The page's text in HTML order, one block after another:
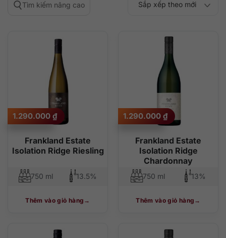
Tìm kiếm nâng cao Sắp xếp theo
Sắp xếp theo mới
Frankland Estate
Isolation Ridge Riesling
1.290.000 ₫
750 ml 13.5%
Thêm vào giỏ hàng
Frankland Estate
Isolation Ridge
Chardonnay
1.290.000 ₫
750 ml 13%
Thêm vào giỏ hàng